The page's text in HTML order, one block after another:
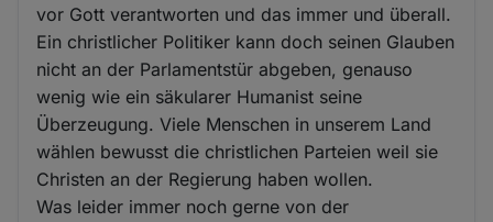
vor Gott verantworten und das immer und überall.
Ein christlicher Politiker kann doch seinen Glauben
nicht an der Parlamentstür abgeben, genauso
wenig wie ein säkularer Humanist seine
Überzeugung. Viele Menschen in unserem Land
wählen bewusst die christlichen Parteien weil sie
Christen an der Regierung haben wollen.
Was leider immer noch gerne von der